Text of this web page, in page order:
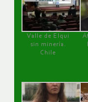
Valle de Elqui
sin minería.
Chile